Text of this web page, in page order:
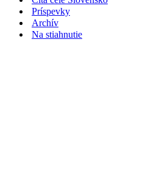
Príspevky
Archív
Na stiahnutie